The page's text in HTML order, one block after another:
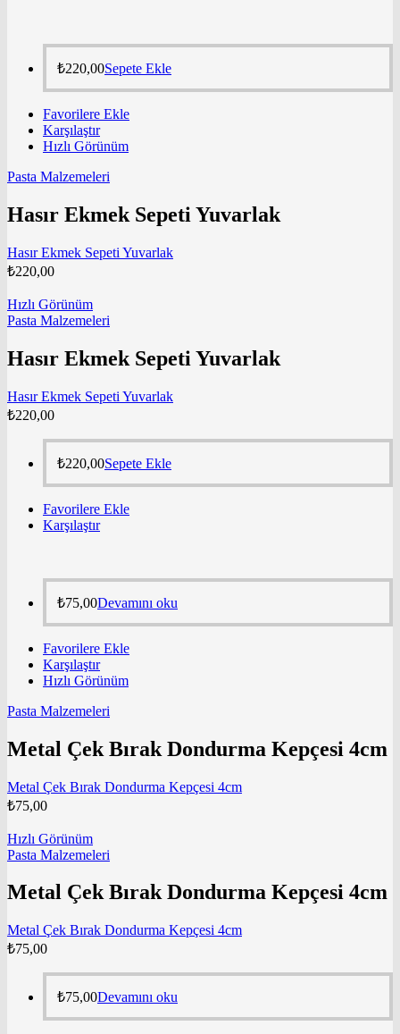
₺220,00Sepete Ekle
Favorilere Ekle
Karşılaştır
Hızlı Görünüm
Pasta Malzemeleri
Hasır Ekmek Sepeti Yuvarlak
Hasır Ekmek Sepeti Yuvarlak
₺220,00
Hızlı Görünüm
Pasta Malzemeleri
Hasır Ekmek Sepeti Yuvarlak
Hasır Ekmek Sepeti Yuvarlak
₺220,00
₺220,00Sepete Ekle
Favorilere Ekle
Karşılaştır
₺75,00Devamını oku
Favorilere Ekle
Karşılaştır
Hızlı Görünüm
Pasta Malzemeleri
Metal Çek Bırak Dondurma Kepçesi 4cm
Metal Çek Bırak Dondurma Kepçesi 4cm
₺75,00
Hızlı Görünüm
Pasta Malzemeleri
Metal Çek Bırak Dondurma Kepçesi 4cm
Metal Çek Bırak Dondurma Kepçesi 4cm
₺75,00
₺75,00Devamını oku